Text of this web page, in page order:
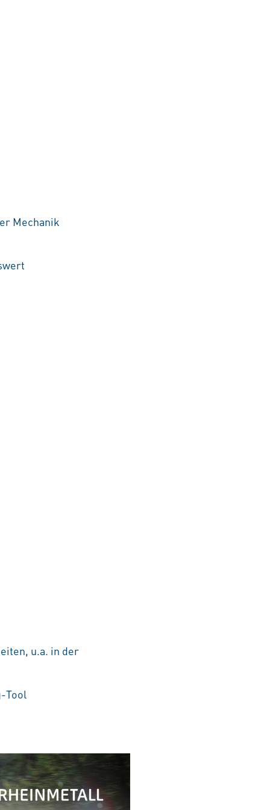
Mechanik
u.a. in der
Tool